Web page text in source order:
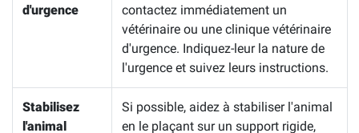
d'urgence
contactez immédiatement un
vétérinaire ou une clinique vétérinaire
d'urgence. Indiquez-leur la nature de
l'urgence et suivez leurs instructions.
Stabilisez
l'animal
Si possible, aidez à stabiliser l'animal
en le plaçant sur un support rigide,